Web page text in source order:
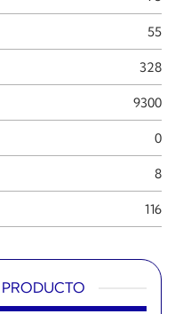
55
328
9300
0
8
116
PRODUCTO